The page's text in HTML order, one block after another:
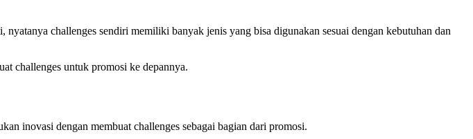
challenges sendiri memiliki banyak jenis yang bisa digunakan sesuai dengan kebutuhan dan
challenges untuk promosi ke depannya.
inovasi dengan membuat challenges sebagai bagian dari promosi.